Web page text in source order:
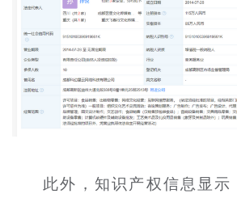
此外，知识产权信息显示